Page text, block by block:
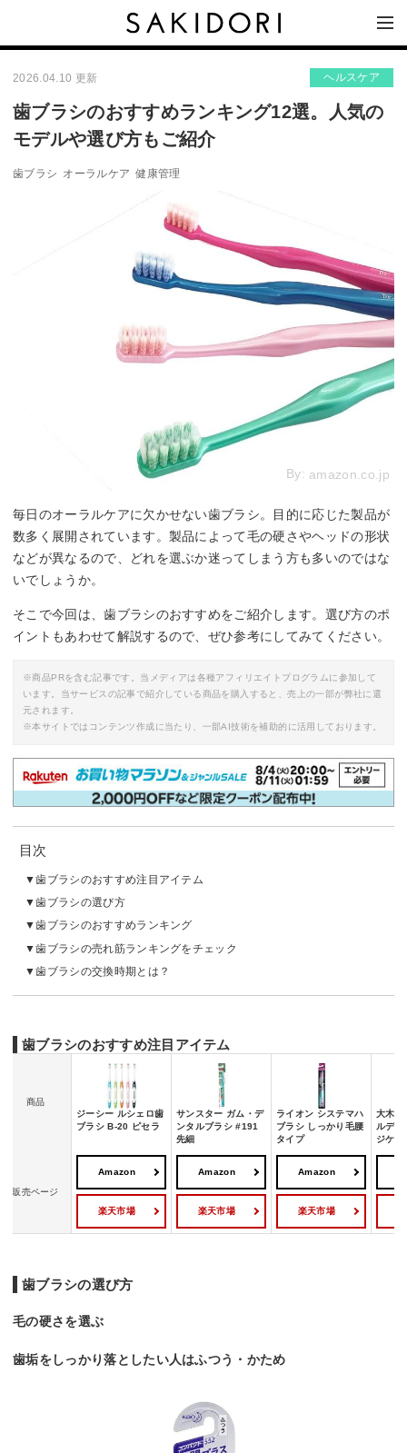
2026.04.10 更新 ヘルスケア
歯ブラシのおすすめランキング12選。人気の
モデルや選び方もご紹介
歯ブラシ オーラルケア 健康管理
By: amazon.co.jp
毎日のオーラルケアに欠かせない歯ブラシ。目的に応じた製品が
数多く展開されています。製品によって毛の硬さやヘッドの形状
などが異なるので、どれを選ぶか迷ってしまう方も多いのではな
いでしょうか。
そこで今回は、歯ブラシのおすすめをご紹介します。選び方のポ
イントもあわせて解説するので、ぜひ参考にしてみてください。
※商品PRを含む記事です。当メディアは各種アフィリエイトプログラムに参加して
います。当サービスの記事で紹介している商品を購入すると、売上の一部が弊社に還
元されます。
※本サイトではコンテンツ作成に当たり、一部AI技術を補助的に活用しております。
目次
歯ブラシのおすすめ注目アイテム
歯ブラシの選び方
歯ブラシのおすすめランキング
歯ブラシの売れ筋ランキングをチェック
歯ブラシの交換時期とは？
歯ブラシのおすすめ注目アイテム
商品
ジーシー ルシェロ歯
ブラシ B-20 ピセラ
サンスター ガム・デ
ンタルブラシ #191
先細
ライオン システマハ
ブラシ しっかり毛腰
タイプ
大木ヘ
ルディ
ジケア
販売ページ
Amazon
楽天市場
Amazon
楽天市場
Amazon
楽天市場
歯ブラシの選び方
毛の硬さを選ぶ
歯垢をしっかり落としたい人はふつう・かため